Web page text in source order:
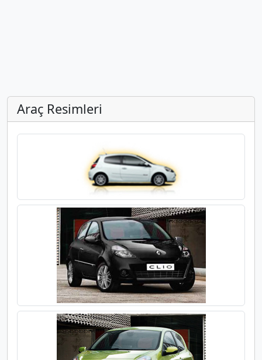
Araç Resimleri